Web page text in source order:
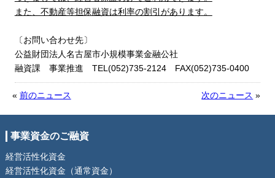
また、不動産等担保融資は利率の割引があります。
〔お問い合わせ先〕
公益財団法人名古屋市小規模事業金融公社
融資課 事業推進 TEL(052)735-2124 FAX(052)735-0400
« 前のニュース 次のニュース »
事業資金のご融資
経営活性化資金
経営活性化資金（通常資金）